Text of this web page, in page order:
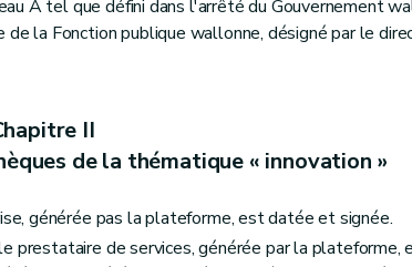
A tel que défini dans l'arrêté du Gouvernement
la Fonction publique wallonne, désigné par le
II
de la thématique « innovation »
générée pas la plateforme, est datée et signée.
prestataire de services, générée par la plateforme,